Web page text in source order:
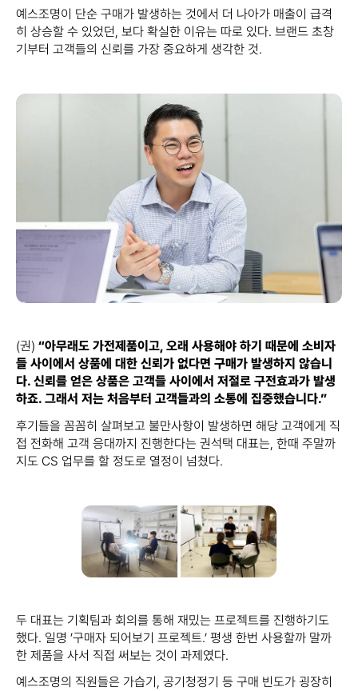
예스조명이 단순 구매가 발생하는 것에서 더 나아가 매출이 급격
히 상승할 수 있었던, 보다 확실한 이유는 따로 있다. 브랜드 초창
기부터 고객들의 신뢰를 가장 중요하게 생각한 것.
(권) “아무래도 가전제품이고, 오래 사용해야 하기 때문에 소비자
들 사이에서 상품에 대한 신뢰가 없다면 구매가 발생하지 않습니
다. 신뢰를 얻은 상품은 고객들 사이에서 저절로 구전효과가 발생
하죠. 그래서 저는 처음부터 고객들과의 소통에 집중했습니다.”
후기들을 꼼꼼히 살펴보고 불만사항이 발생하면 해당 고객에게 직
접 전화해 고객 응대까지 진행한다는 권석택 대표는, 한때 주말까
지도 CS 업무를 할 정도로 열정이 넘쳤다.
두 대표는 기획팀과 회의를 통해 재밌는 프로젝트를 진행하기도
했다. 일명 ’구매자 되어보기 프로젝트.’ 평생 한번 사용할까 말까
한 제품을 사서 직접 써보는 것이 과제였다.
예스조명의 직원들은 가습기, 공기청정기 등 구매 빈도가 굉장히